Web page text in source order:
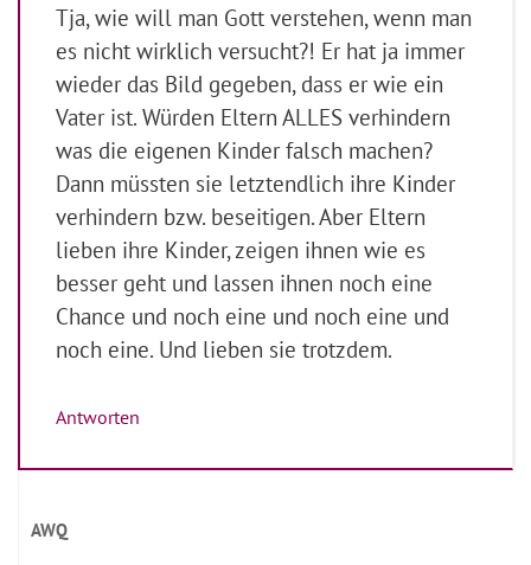
Tja, wie will man Gott verstehen, wenn man
es nicht wirklich versucht?! Er hat ja immer
wieder das Bild gegeben, dass er wie ein
Vater ist. Würden Eltern ALLES verhindern
was die eigenen Kinder falsch machen?
Dann müssten sie letztendlich ihre Kinder
verhindern bzw. beseitigen. Aber Eltern
lieben ihre Kinder, zeigen ihnen wie es
besser geht und lassen ihnen noch eine
Chance und noch eine und noch eine und
noch eine. Und lieben sie trotzdem.
Antworten
AWQ